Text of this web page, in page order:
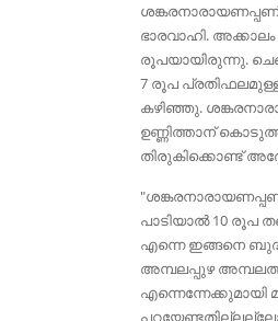
ഭാരവാഹി. അക്കാലം
രൂപയായിരുന്നു.
7 രൂപ
കഴിഞ്ഞു.
ഉണ്ണിത്താന്
തിരുകിക്കൊണ്ട്
പാടിയാൽ 10 രൂപ
എന്നെ ഇങ്ങനെ
അമ്പലപ്പുഴ
എന്നെന്നേക്കുമായി